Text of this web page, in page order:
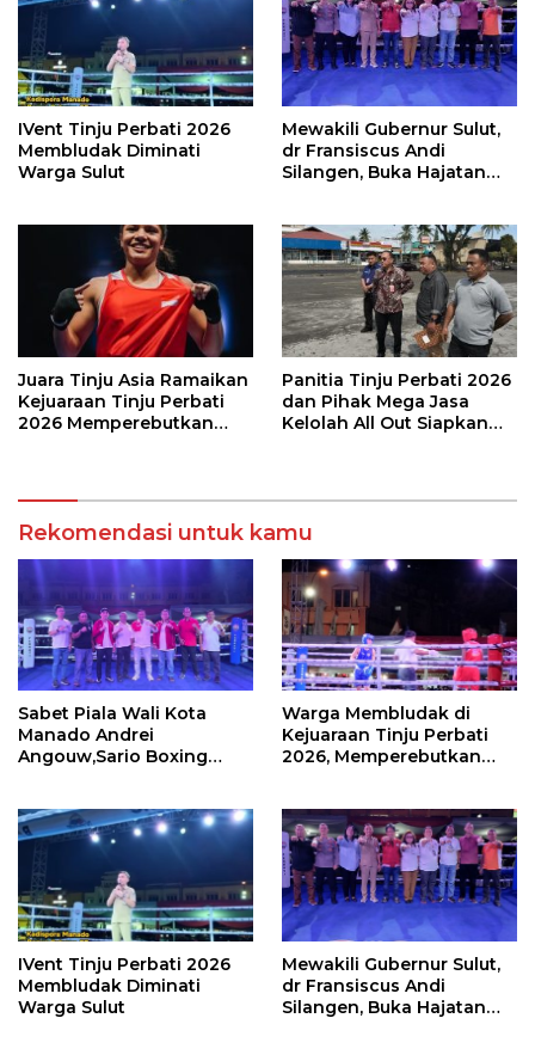
IVent Tinju Perbati 2026
Membludak Diminati
Warga Sulut
Mewakili Gubernur Sulut,
dr Fransiscus Andi
Silangen, Buka Hajatan
Wali Kota Manado
Juara Tinju Asia Ramaikan
Kejuaraan Tinju Perbati
2026 Memperebutkan
Panitia Tinju Perbati 2026
dan Pihak Mega Jasa
Kelolah All Out Siapkan
Rekomendasi untuk kamu
Sabet Piala Wali Kota
Manado Andrei
Angouw,Sario Boxing
Warga Membludak di
Kejuaraan Tinju Perbati
2026, Memperebutkan
IVent Tinju Perbati 2026
Membludak Diminati
Warga Sulut
Mewakili Gubernur Sulut,
dr Fransiscus Andi
Silangen, Buka Hajatan